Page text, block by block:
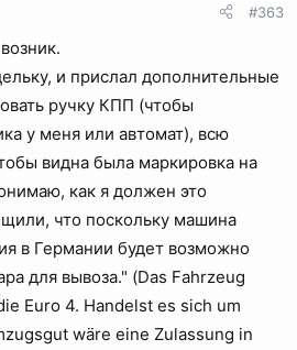
#363
и прислал дополнительные
ручку КПП (чтобы
у меня или автомат), всю
видна была маркировка на
как я должен это
что поскольку машина
в Германии будет возможно
для вывоза." (Das Fahrzeug
Euro 4. Handelst es sich um
wäre eine Zulassung in